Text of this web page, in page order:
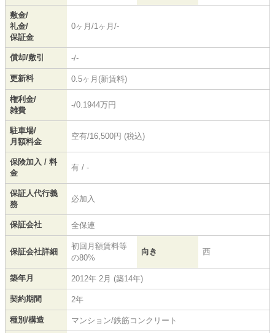
敷金/
礼金/
保証金
0ヶ月/1ヶ月/-
償却/敷引 -/-
更新料 0.5ヶ月(新賃料)
権利金/
雑費
-/0.1944万円
駐車場/
月額料金
空有/16,500円 (税込)
保険加入 / 料
金
有 / -
保証人代行義
務
必加入
保証会社 全保連
保証会社詳細
初回月額賃料等
の80%
向き 西
築年月 2012年 2月 (築14年)
契約期間 2年
種別/構造 マンション/鉄筋コンクリート